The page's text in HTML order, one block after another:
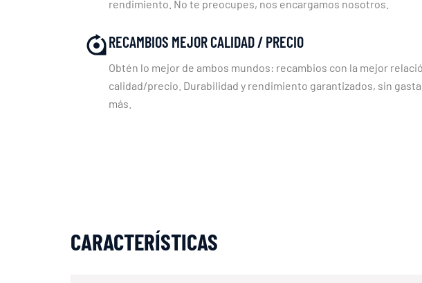
rendimiento. No te preocupes, nos encargamos nosotros.
RECAMBIOS MEJOR CALIDAD / PRECIO
Obtén lo mejor de ambos mundos: recambios con la mejor
calidad/precio. Durabilidad y rendimiento garantizados, sin
más.
CARACTERÍSTICAS